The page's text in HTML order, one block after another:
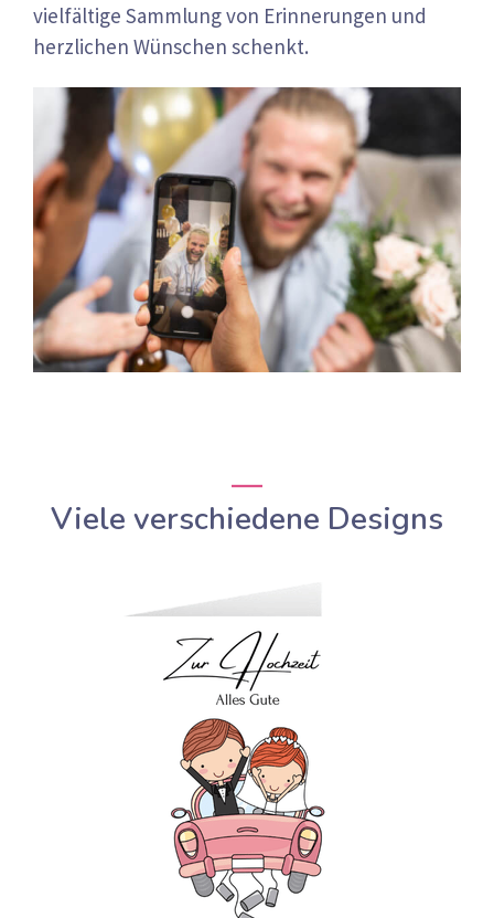
vielfältige Sammlung von Erinnerungen und
herzlichen Wünschen schenkt.
Viele verschiedene Designs